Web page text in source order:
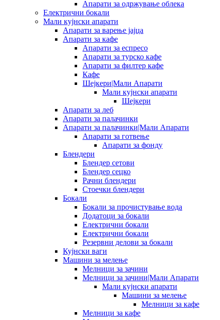
Апарати за одржување облека
Електрични бокали
Мали кујнски апарати
Апарати за варење јајца
Апарати за кафе
Апарати за еспресо
Апарати за турско кафе
Апарати за филтер кафе
Кафе
Шејкери|Мали Апарати
Мали кујнски апарати
Шејкери
Апарати за леб
Апарати за палачинки
Апарати за палачинки|Мали Апарати
Апарати за готвење
Апарати за фонду
Блендери
Блендер сетови
Блендер сецко
Рачни блендери
Стоечки блендери
Бокали
Бокали за прочистување вода
Додатоци за бокали
Електрични бокали
Електрични бокали
Резервни делови за бокали
Кујнски ваги
Машини за мелење
Мелници за зачини
Мелници за зачини|Мали Апарати
Мали кујнски апарати
Машини за мелење
Мелници за кафе
Мелници за кафе